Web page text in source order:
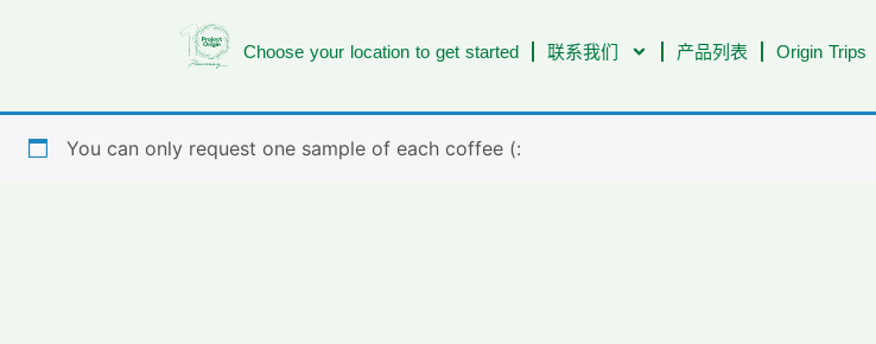
Choose your location to get started 联系我们 产品列表 Origin Trips
You can only request one sample of each coffee (: